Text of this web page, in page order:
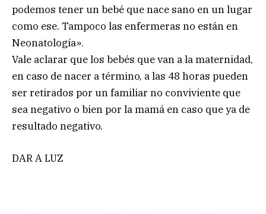
podemos tener un bebé que nace sano en un lugar
como ese. Tampoco las enfermeras no están en
Neonatología».
Vale aclarar que los bebés que van a la maternidad,
en caso de nacer a término, a las 48 horas pueden
ser retirados por un familiar no conviviente que
sea negativo o bien por la mamá en caso que ya de
resultado negativo.
DAR A LUZ